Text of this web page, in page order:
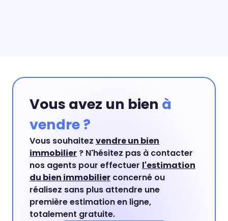
Vous avez un bien à
vendre ?
Vous souhaitez vendre un bien
immobilier ? N'hésitez pas à contacter
nos agents pour effectuer l'estimation
du bien immobilier concerné ou
réalisez sans plus attendre une
première estimation en ligne,
totalement gratuite.